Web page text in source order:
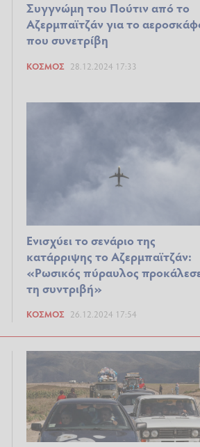
Συγγνώμη του Πούτιν από το
Αζερμπαϊτζάν για το
που συνετρίβη
ΚΌΣΜΟΣ 28.12.2024 17:33
Ενισχύει το σενάριο της
κατάρριψης το Αζερμπαϊτζάν:
«Ρωσικός πύραυλος
τη συντριβή»
ΚΌΣΜΟΣ 26.12.2024 17:54